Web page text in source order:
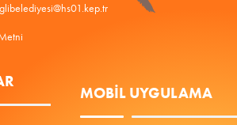
MOBIL UYGULAMA